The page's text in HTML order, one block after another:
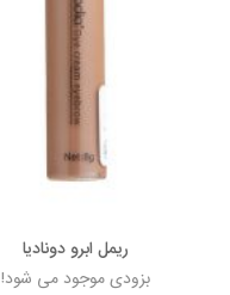
ریمل ابرو دونادیا
بزودی موجود می شود!